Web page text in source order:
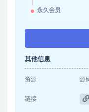
永久会员
其他信息
资源 源
链接